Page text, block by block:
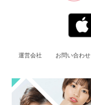
運営会社 お問い合わせ